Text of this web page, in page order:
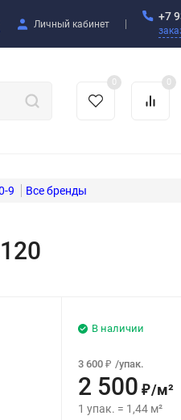
Личный кабинет
+7
0 0
9
В наличии
3 600 ₽ /упак.
2 500 ₽/м²
1 упак. = 1,44 м²